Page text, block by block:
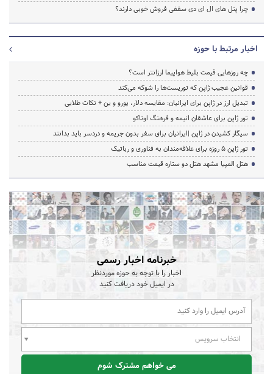
چرا پنل های ال ای دی سقفی فروش خوبی دارند؟
اخبار مرتبط با حوزه
چه روزهایی قیمت بلیط هواپیما ارزانتر است؟
قوانین عجیب ژاپن که توریست‌ها را شوکه می‌کند
تبدیل ارز در ژاپن برای ایرانیان: مقایسه دلار، یورو و ین + نکات طلایی
تور ژاپن برای عاشقان انیمه و فرهنگ اوتاکو
سیگار کشیدن در ژاپن |ایرانیان برای سفر بدون جریمه و دردسر باید بدانند
تور ژاپن ۵ روزه برای علاقه‌مندان به فناوری و رباتیک
هتل المپیا مشهد هتل دو ستاره قیمت مناسب
خبرنامه اخبار رسمی
اخبار را با توجه به حوزه موردنظر
در ایمیل خود دریافت کنید
انتخاب سرویس
می خواهم مشترک شوم